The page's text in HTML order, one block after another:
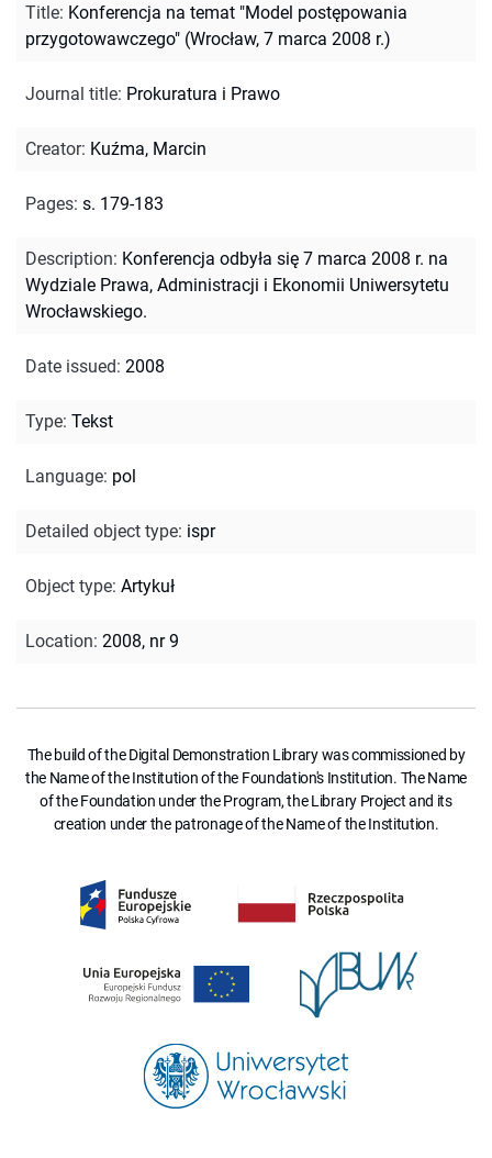
Title: Konferencja na temat "Model postępowania
przygotowawczego" (Wrocław, 7 marca 2008 r.)
Journal title: Prokuratura i Prawo
Creator: Kuźma, Marcin
Pages: s. 179-183
Description: Konferencja odbyła się 7 marca 2008 r. na
Wydziale Prawa, Administracji i Ekonomii Uniwersytetu
Wrocławskiego.
Date issued: 2008
Type: Tekst
Language: pol
Detailed object type: ispr
Object type: Artykuł
Location: 2008, nr 9
The build of the Digital Demonstration Library was commissioned by
the Name of the Institution of the Foundation's Institution. The Name
of the Foundation under the Program, the Library Project and its
creation under the patronage of the Name of the Institution.